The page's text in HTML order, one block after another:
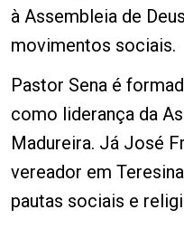
à Assembleia de
movimentos sociais.
Pastor Sena é
como liderança da
Madureira. Já José
vereador em
pautas sociais e